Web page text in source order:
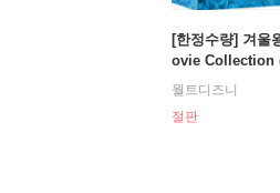
[한정수량] 겨울
ovie Collection
: 블루레이
월트디즈니
절판